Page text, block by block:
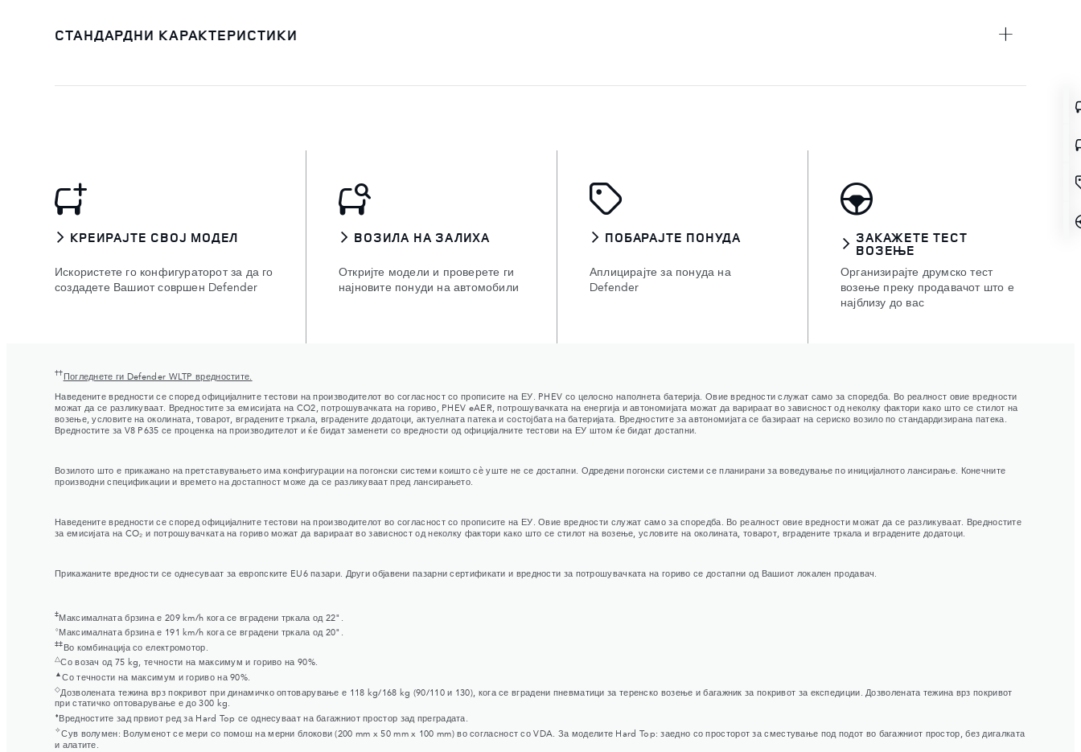
СТАНДАРДНИ КАРАКТЕРИСТИКИ
КРЕИРАЈТЕ СВОЈ МОДЕЛ
Искористете го конфигураторот за да го
создадете Вашиот совршен Defender
ВОЗИЛА НА ЗАЛИХА
Откријте модели и проверете ги
најновите понуди на автомобили
ПОБАРАЈТЕ ПОНУДА
Аплицирајте за понуда на
Defender
ЗАКАЖЕТЕ ТЕСТ
ВОЗЕЊЕ
Организирајте друмско тест
возење преку продавачот што е
најблизу до вас
†† Погледнете ги Defender WLTP вредностите.
Наведените вредности се според официјалните тестови на производителот во согласност со прописите на ЕУ. PHEV со целосно наполнета батерија. Овие вредности служат само за споредба. Во реалност овие вредности
можат да се разликуваат. Вредностите за емисијата на CO2, потрошувачката на гориво, PHEV eAER, потрошувачката на енергија и автономијата можат да варираат во зависност од неколку фактори како што се стилот на
возење, условите на околината, товарот, вградените тркала, вградените додатоци, актуелната патека и состојбата на батеријата. Вредностите за автономијата се базираат на сериско возило по стандардизирана патека.
Вредностите за V8 P635 се проценка на производителот и ќе бидат заменети со вредности од официјалните тестови на ЕУ штом ќе бидат достапни.
Возилото што е прикажано на претставувањето има конфигурации на погонски системи коишто сѐ уште не се достапни. Одредени погонски системи се планирани за воведување по иницијалното лансирање. Конечните
производни спецификации и времето на достапност може да се разликуваат пред лансирањето.
Наведените вредности се според официјалните тестови на производителот во согласност со прописите на ЕУ. Овие вредности служат само за споредба. Во реалност овие вредности можат да се разликуваат. Вредностите
за емисијата на CO₂ и потрошувачката на гориво можат да варираат во зависност од неколку фактори како што се стилот на возење, условите на околината, товарот, вградените тркала и вградените додатоци.
Прикажаните вредности се однесуваат за европските EU6 пазари. Други објавени пазарни сертификати и вредности за потрошувачката на гориво се достапни од Вашиот локален продавач.
‡Максималната брзина е 209 km/h кога се вградени тркала од 22".
⬨ Максималната брзина е 191 km/h кога се вградени тркала од 20".
‡‡ Во комбинација со електромотор.
△Со возач од 75 kg, течности на максимум и гориво на 90%.
▲Со течности на максимум и гориво на 90%.
◇Дозволената тежина врз покривот при динамичко оптоварување е 118 kg/168 kg (90/110 и 130), кога се вградени пневматици за теренско возење и багажник за покривот за експедиции. Дозволената тежина врз покривот
при статичко оптоварување е до 300 kg.
⬧ Вредностите зад првиот ред за Hard Top се однесуваат на багажниот простор зад преградата.
✧Сув волумен: Волуменот се мери со помош на мерни блокови (200 mm x 50 mm x 100 mm) во согласност со VDA. За моделите Hard Top: заедно со просторот за сместување под подот во багажниот простор, без дигалката
и алатите.